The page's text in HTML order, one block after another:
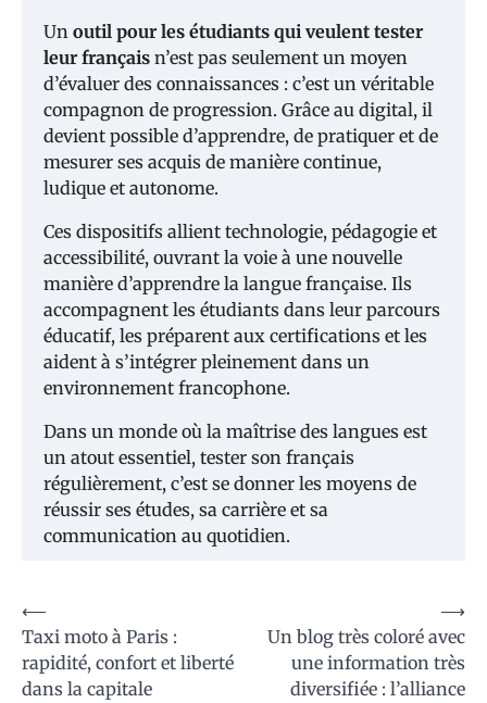
Un outil pour les étudiants qui veulent tester
leur français n’est pas seulement un moyen
d’évaluer des connaissances : c’est un véritable
compagnon de progression. Grâce au digital, il
devient possible d’apprendre, de pratiquer et de
mesurer ses acquis de manière continue,
ludique et autonome.
Ces dispositifs allient technologie, pédagogie et
accessibilité, ouvrant la voie à une nouvelle
manière d’apprendre la langue française. Ils
accompagnent les étudiants dans leur parcours
éducatif, les préparent aux certifications et les
aident à s’intégrer pleinement dans un
environnement francophone.
Dans un monde où la maîtrise des langues est
un atout essentiel, tester son français
régulièrement, c’est se donner les moyens de
réussir ses études, sa carrière et sa
communication au quotidien.
Navigation
de
l’article
⟵
Taxi moto à Paris :
rapidité, confort et liberté
dans la capitale
Un blog très coloré avec
une information très
diversifiée : l’alliance
⟶